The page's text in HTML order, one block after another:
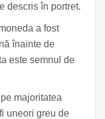
descris în portret.
a fost
înainte de
este semnul de
majoritatea
uneori greu de